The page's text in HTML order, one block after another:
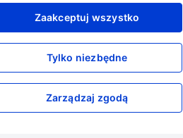
Zaakceptuj wszystko
Tylko niezbędne
Zarządzaj zgodą
XXXXXXX
XXXXXXX
XXXXXXX
XXXXXXX
kontoaby uzyskać dostęp do